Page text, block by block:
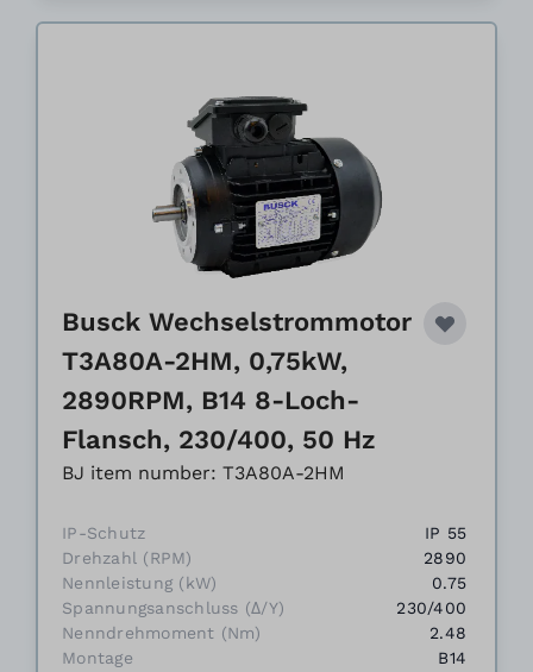
Busck Wechselstrommotor
T3A80A-2HM, 0,75kW,
2890RPM, B14 8-Loch-
Flansch, 230/400, 50 Hz
BJ item number: T3A80A-2HM
IP-Schutz
IP 55
Drehzahl (RPM)
2890
Nennleistung (kW)
0.75
Spannungsanschluss (Δ/Y)
230/400
Nenndrehmoment (Nm)
2.48
Montage
B14